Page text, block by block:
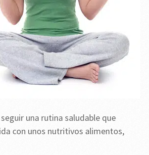
una rutina saludable que
con unos nutritivos alimentos,